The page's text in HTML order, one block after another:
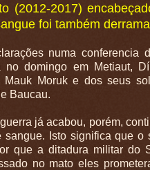
(2012-2017)
foi também
numa conferencia
no domingo em Metiaut,
Mauk Moruk e dos seus
Baucau.
já acabou, porém,
sangue. Isto significa que o
que a ditadura militar do
no mato eles